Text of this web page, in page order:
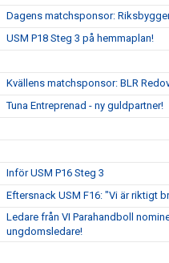
Dagens matchsponsor:
USM P18 Steg 3 på hemmaplan!
Kvällens matchsponsor: BLR
Tuna Entreprenad - ny guldpartner!
Inför USM P16 Steg 3
Eftersnack USM F16: "Vi är riktigt
Ledare från VI Parahandboll
ungdomsledare!